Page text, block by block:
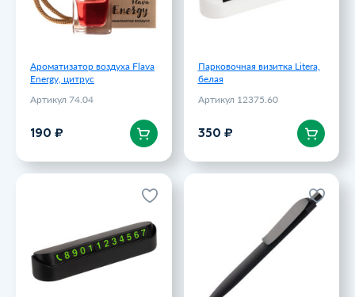
Ароматизатор воздуха Flava
Energy, цитрус
Артикул 74.04
190 ₽
Парковочная визитка Litera,
белая
Артикул 12375.60
350 ₽В корзину
Парковочная визитка Litera,
черная
Артикул 12375.30
350 ₽
Ручка шариковая Prodir
QS03 PRP Tyre Soft Touch,
черная
Артикул 3232